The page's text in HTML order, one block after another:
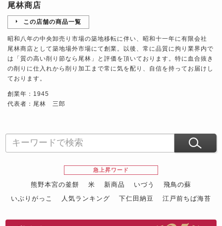
尾林商店
この店舗の商品一覧
昭和八年の中央卸売り市場の築地移転に伴い、昭和十一年に有限会社
尾林商店として築地場外市場にて創業。以後、常に品質に拘り業界内で
は「質の高い削り節なら尾林」と評価を頂いております。特に血合抜き
の削りに仕入れから削り加工まで常に気を配り、自信を持ってお届けし
ております。
創業年：1945
代表者：尾林 三郎
急上昇ワード
熊野本宮の釜餅 米 新商品 いづう
飛鳥の蘇
いぶりがっこ
人気ランキング 下仁田納豆
江戸前ちば海苔